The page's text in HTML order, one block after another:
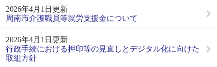
2026年4月1日更新
周南市介護職員等就労支援金について
2026年4月1日更新
行政手続における押印等の見直しとデジタル化に向けた
取組方針